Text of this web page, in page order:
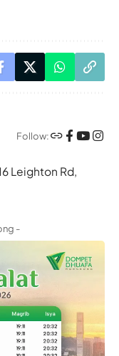
Follow:
Leighton Rd,
-